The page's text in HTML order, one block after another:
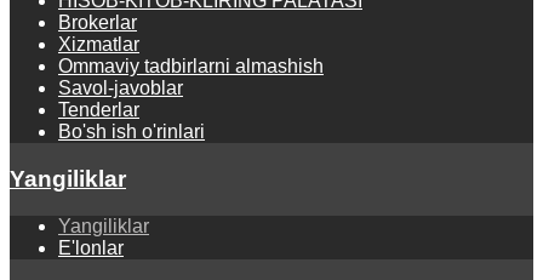
Brokerlar
Xizmatlar
Ommaviy tadbirlarni almashish
Savol-javoblar
Tenderlar
Bo'sh ish o'rinlari
Yangiliklar
Yangiliklar
E'lonlar